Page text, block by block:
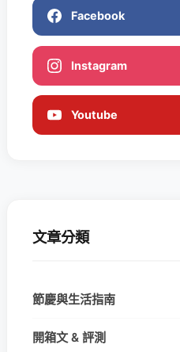
Facebook
Instagram
Youtube
文章分類
節慶與生活指南
開箱文 & 評測